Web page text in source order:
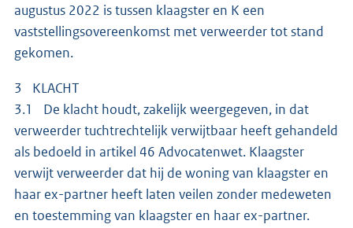
augustus 2022 is tussen klaagster en K een
vaststellingsovereenkomst met verweerder tot stand
gekomen.
3 KLACHT
3.1 De klacht houdt, zakelijk weergegeven, in dat
verweerder tuchtrechtelijk verwijtbaar heeft gehandeld
als bedoeld in artikel 46 Advocatenwet. Klaagster
verwijt verweerder dat hij de woning van klaagster en
haar ex-partner heeft laten veilen zonder medeweten
en toestemming van klaagster en haar ex-partner.